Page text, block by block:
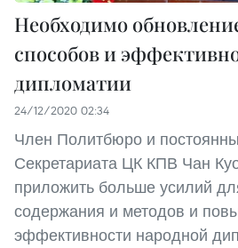
Необходимо
способов и
дипломатии
24/12/2020 02:34
Член Политбюро и
Секретариата ЦК КПВ Чан
приложить больше усилий
содержания и методов и
эффективности народной